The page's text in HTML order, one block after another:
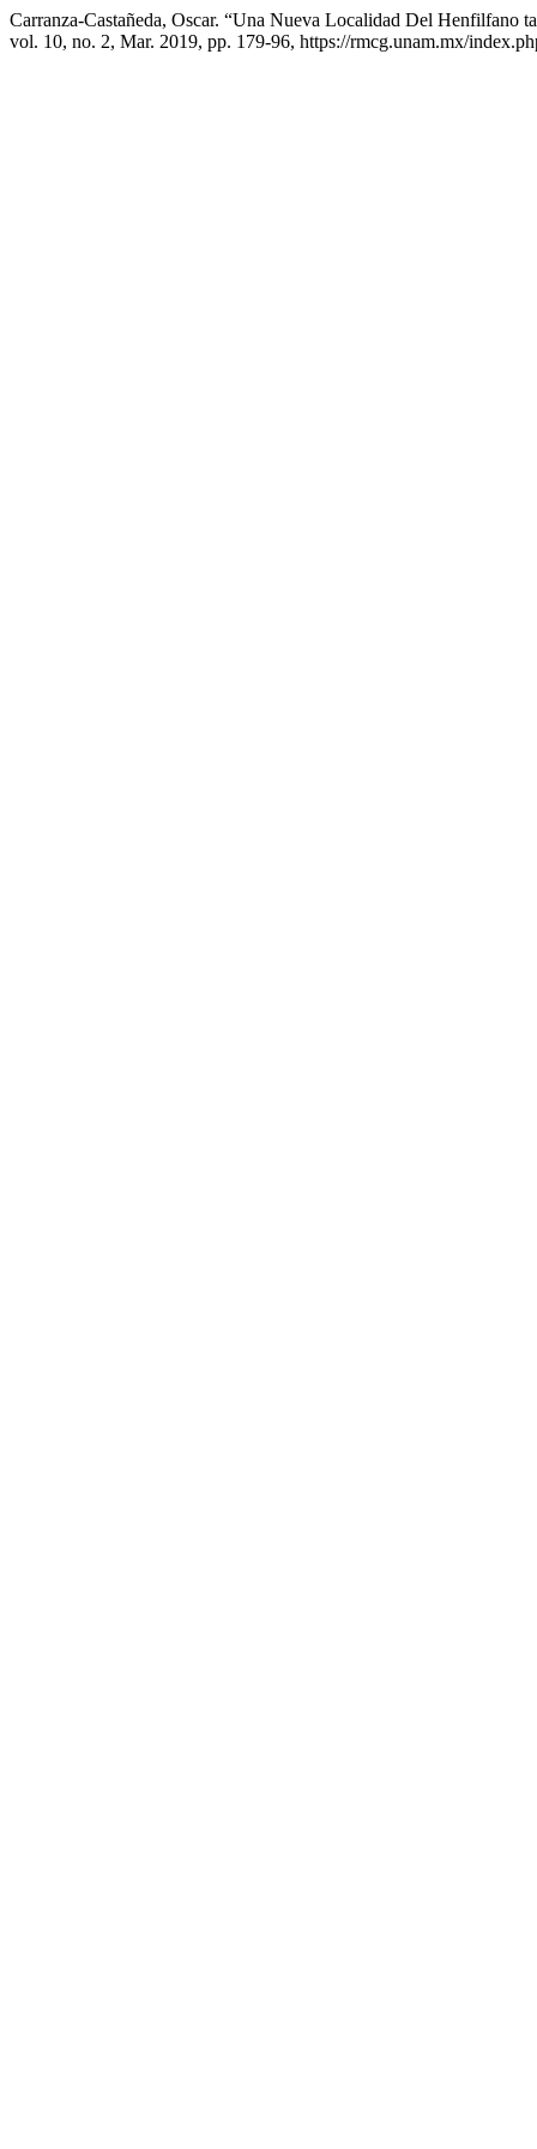
Carranza-Castañeda, Oscar. “Una Nueva Localidad Del Henfilfano
vol. 10, no. 2, Mar. 2019, pp. 179-96, https://rmcg.unam.mx/